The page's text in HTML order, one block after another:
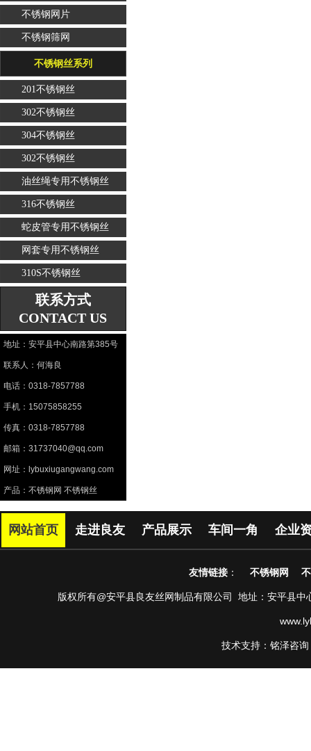
不锈钢网片
不锈钢筛网
不锈钢丝系列
201不锈钢丝
302不锈钢丝
304不锈钢丝
302不锈钢丝
油丝绳专用不锈钢丝
316不锈钢丝
蛇皮管专用不锈钢丝
网套专用不锈钢丝
310S不锈钢丝
联系方式
CONTACT US
地址：安平县中心南路第385号
联系人：何海良
电话：0318-7857788
手机：15075858255
传真：0318-7857788
邮箱：31737040@qq.com
网址：lybuxiugangwang.com
产品：不锈钢网 不锈钢丝
网站首页 走进良友 产品展示 车间一角 企业
友情链接 ： 不锈钢网
版权所有@安平县良友丝网制品有限公司 地址：安平县
技术支持：铭泽咨